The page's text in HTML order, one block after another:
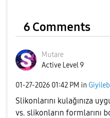
6 Comments
Mutare
Active Level 9
‎01-27-2026 01:42 PM in
Slikonlarını kulağınıza
vs. slikonların formlarını